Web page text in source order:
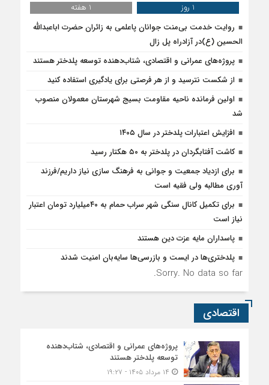
1 روز
1 هفته
روایت خدمت بی‌منت جوانان پاعلمی به زائران حضرت اباعبدالله
الحسین (ع)در آزادراه پل زال
پروژه‌های عمرانی و اقتصادی، شتاب‌دهنده توسعه پلدختر هستند
از شکست نترسید و از هر فرصتی برای یادگیری استفاده کنید
اولین فرمانده ناحیه مقاومت بسیج شهرستان معمولان منصوب
شد
افزایش اعتبارات پلدختر در سال ۱۴۰۵
کاشت آفتابگردان در پلدختر به ۵۰ هکتار رسید
برای ازدیاد جمعیت و جوانی به فرهنگ سازی نیاز داریم/فرزند
آوری مطالبه ولی فقیه است
برای تکمیل کانال سنگی شهر سراب حمام به ۴۰میلیارد تومان اعتبار
نیاز است
پاسداران مایه عزت دین هستند
پلدختری‌ها در ایست و بازرسی‌ها سایه‌بان امنیت شدند
Sorry. No data so far.
اقتصادی
پروژه‌های عمرانی و اقتصادی، شتاب‌دهنده
توسعه پلدختر هستند